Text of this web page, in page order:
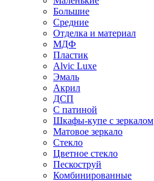
Большие
Средние
Отделка и материал
МДФ
Пластик
Alvic Luxe
Эмаль
Акрил
ДСП
С патиной
Шкафы-купе с зеркалом
Матовое зеркало
Стекло
Цветное стекло
Пескоструй
Комбинированные